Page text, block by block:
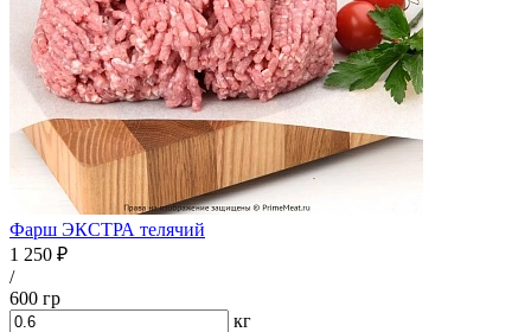
Фарш ЭКСТРА телячий
1 250 ₽
/
600 гр
кг